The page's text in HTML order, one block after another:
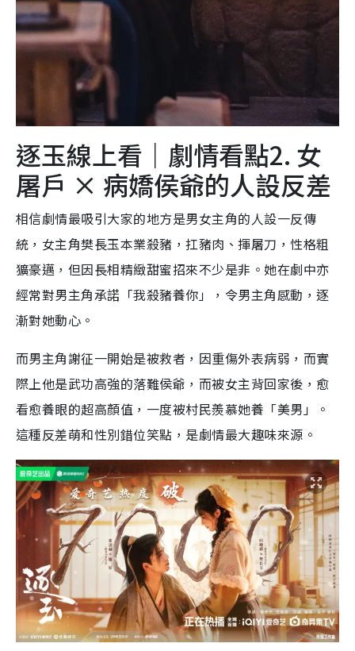
逐玉線上看｜劇情看點2. 女
屠戶 × 病嬌侯爺的人設反差
相信劇情最吸引大家的地方是男女主角的人設一反傳
統，女主角樊長玉本業殺豬，扛豬肉、揮屠刀，性格粗
獷豪邁，但因長相精緻甜蜜招來不少是非。她在劇中亦
經常對男主角承諾「我殺豬養你」，令男主角感動，逐
漸對她動心。
而男主角謝征一開始是被救者，因重傷外表病弱，而實
際上他是武功高強的落難侯爺，而被女主背回家後，愈
看愈養眼的超高顏值，一度被村民羨慕她養「美男」。
這種反差萌和性別錯位笑點，是劇情最大趣味來源。